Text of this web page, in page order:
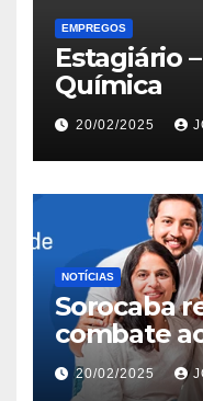
EMPREGOS
Estagiário
Química
20/02/2025
NOTÍCIAS
Sorocaba
combate
Jardim São
20/02/2025